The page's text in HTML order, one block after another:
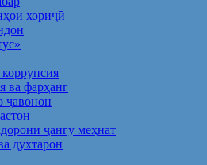
хориҷӣ
ва фарҳанг
ҷавонон
ҷангу меҳнат
духтарон